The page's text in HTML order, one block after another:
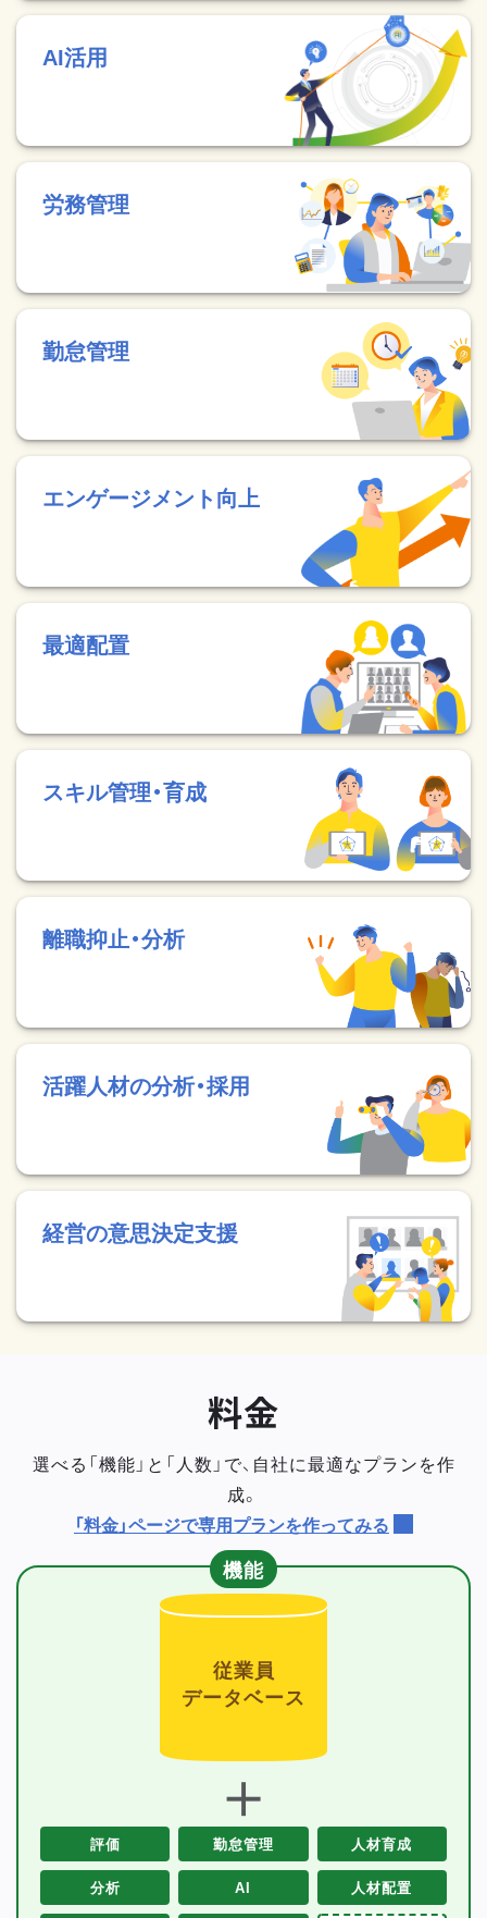
AI活用
労務管理
勤怠管理
エンゲージメント向上
最適配置
スキル管理・育成
離職抑止・分析
活躍人材の分析・採用
経営の意思決定支援
料金
選べる「機能」と「人数」で、自社に最適なプランを作
成。
「料金」ページで専用プランを作ってみる
機能
従業員
データベース
＋
評価 勤怠管理 人材育成
分析 AI 人材配置